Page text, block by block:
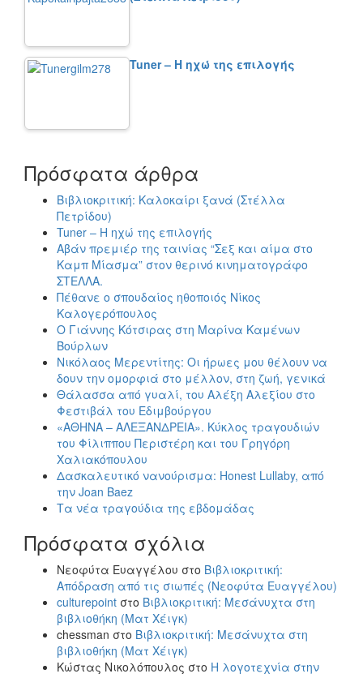
Tuner – Η ηχώ της επιλογής
Πρόσφατα άρθρα
Βιβλιοκριτική: Καλοκαίρι ξανά (Στέλλα
Πετρίδου)
Tuner – Η ηχώ της επιλογής
Αβάν πρεμιέρ της ταινίας “Σεξ και αίμα στο
Καμπ Μίασμα” στον θερινό κινηματογράφο
ΣΤΕΛΛΑ.
Πέθανε ο σπουδαίος ηθοποιός Νίκος
Καλογερόπουλος
Ο Γιάννης Κότσιρας στη Μαρίνα Καμένων
Βούρλων
Νικόλαος Μερεντίτης: Οι ήρωες μου θέλουν να
δουν την ομορφιά στο μέλλον, στη ζωή, γενικά
Θάλασσα από γυαλί, του Αλέξη Αλεξίου στο
Φεστιβάλ του Εδιμβούργου
«ΑΘΗΝΑ – ΑΛΕΞΑΝΔΡΕΙΑ». Κύκλος τραγουδιών
του Φίλιππου Περιστέρη και του Γρηγόρη
Χαλιακόπουλου
Δασκαλευτικό νανούρισμα: Honest Lullaby, από
την Joan Baez
Τα νέα τραγούδια της εβδομάδας
Πρόσφατα σχόλια
Νεοφύτα Ευαγγέλου στο Βιβλιοκριτική:
Απόδραση από τις σιωπές (Νεοφύτα Ευαγγέλου)
culturepoint στο Βιβλιοκριτική: Μεσάνυχτα στη
βιβλιοθήκη (Ματ Χέιγκ)
chessman στο Βιβλιοκριτική: Μεσάνυχτα στη
βιβλιοθήκη (Ματ Χέιγκ)
Κώστας Νικολόπουλος στο Η λογοτεχνία στην